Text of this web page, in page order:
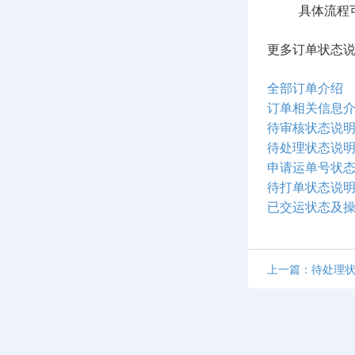
具体流程
更多订单状态
全部订单介绍
订单相关信息
待审核状态说
待处理状态说
申请运单号状
待打单状态说
已交运状态及
上一篇：待处理